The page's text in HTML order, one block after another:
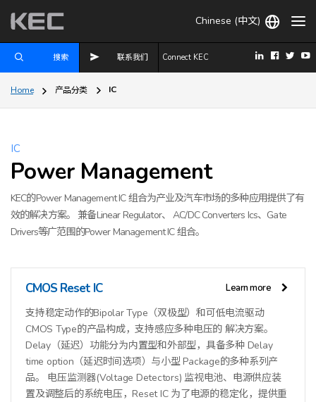
Chinese (中文)
搜索 联系我们 Connect KEC
Home 产品分类 IC
IC
Power Management
KEC的Power Management IC 组合为产业及汽车市场的多种应用提供了有
效的解决方案。 兼备Linear Regulator、 AC/DC Converters Ics、Gate
Drivers等广范围的Power Management IC 组合。
CMOS Reset IC Learn more
支持稳定动作的Bipolar Type（双极型）和可低电流驱动
CMOS Type的产品构成，支持感应多种电压的 解决方案。
Delay（延迟）功能分为内置型和外部型，具备多种 Delay
time option（延迟时间选项）与小型 Package的多种系列产
品。 电压监测器(Voltage Detectors) 监视电池、电源供应装
置及调整后的系统电压，Reset IC 为了电源的稳定化，提供重